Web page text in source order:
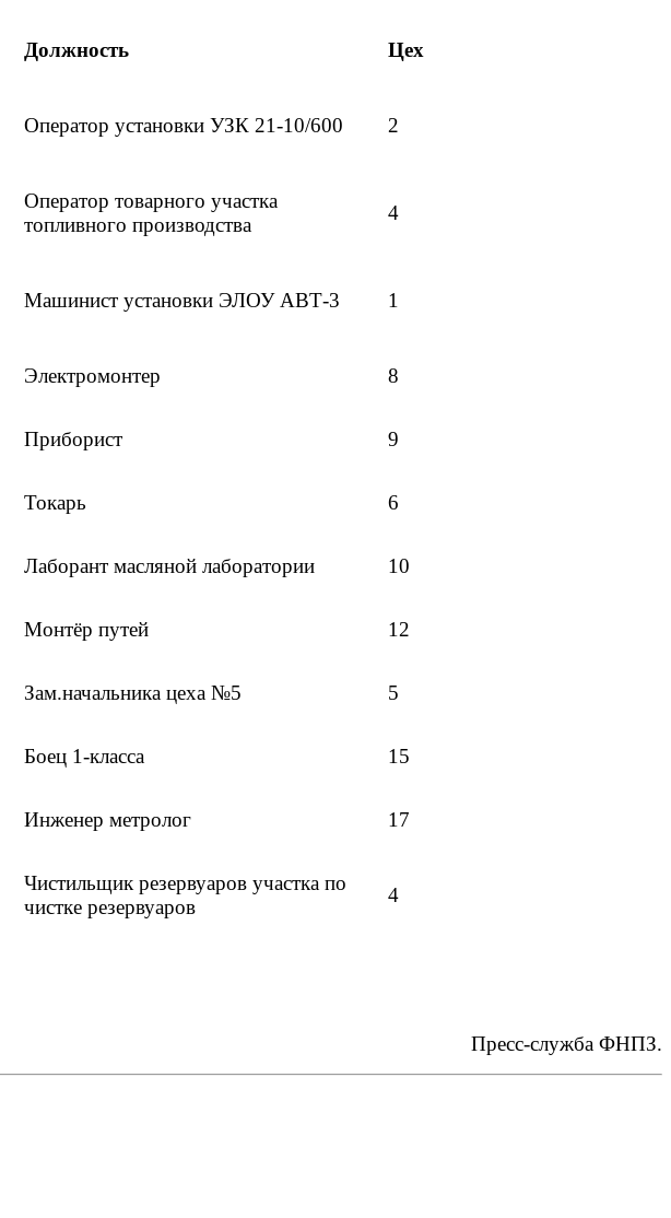
Должность Цех
Оператор установки УЗК 21-10/600 2
Оператор товарного участка
топливного производства
4
Машинист установки ЭЛОУ АВТ-3 1
Электромонтер 8
Приборист 9
Токарь 6
Лаборант масляной лаборатории 10
Монтёр путей 12
Зам.начальника цеха №5 5
Боец 1-класса 15
Инженер метролог 17
Чистильщик резервуаров участка по
чистке резервуаров
4
Пресс-служба ФНПЗ.